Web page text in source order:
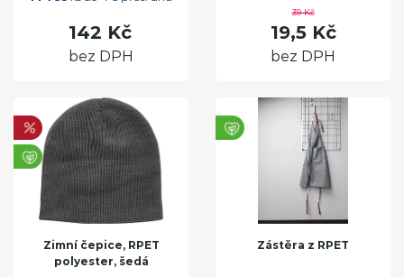
142 Kč
bez DPH
39 Kč
19,5 Kč
bez DPH
Zimní čepice, RPET
polyester, šedá
Zástěra z RPET